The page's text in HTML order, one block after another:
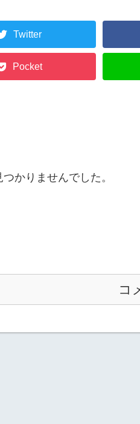
Twitter
Pocket
かりませんでした。
コ